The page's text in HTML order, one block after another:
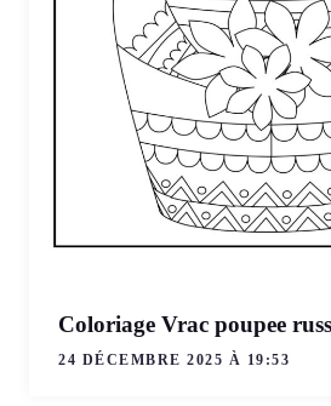
Coloriage Vrac poupee
24 DÉCEMBRE 2025 À 19:53